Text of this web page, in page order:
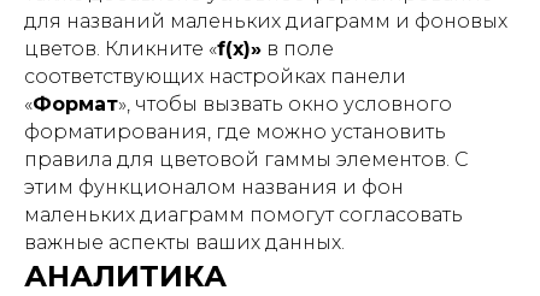
для названий маленьких диаграмм и фоновых
цветов. Кликните «f(x)» в поле
соответствующих настройках панели
«Формат», чтобы вызвать окно условного
форматирования, где можно установить
правила для цветовой гаммы элементов. С
этим функционалом названия и фон
маленьких диаграмм помогут согласовать
важные аспекты ваших данных.
АНАЛИТИКА